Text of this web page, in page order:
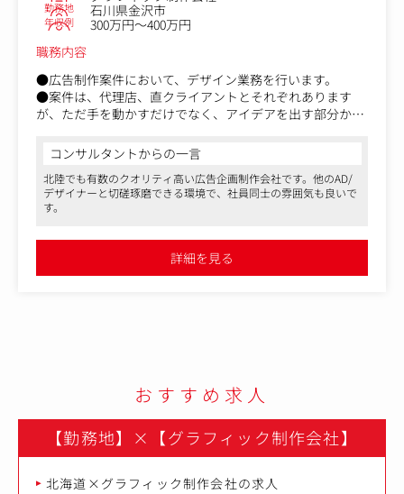
勤務地 石川県金沢市
年収例
300万円～400万円
職務内容
●広告制作案件において、デザイン業務を行います。
●案件は、代理店、直クライアントとそれぞれあります
が、ただ手を動かすだけでなく、アイデアを出す部分から
コンサルタントからの一言
北陸でも有数のクオリティ高い広告企画制作会社です。他のAD/
デザイナーと切磋琢磨できる環境で、社員同士の雰囲気も良いで
す。
詳細を見る
おすすめ求人
【勤務地】 × 【グラフィック制作会社】
北海道×グラフィック制作会社の求人